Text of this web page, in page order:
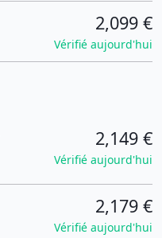
2,099 €
Vérifié aujourd'hui
2,149 €
Vérifié aujourd'hui
2,179 €
Vérifié aujourd'hui